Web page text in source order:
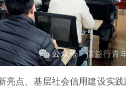
、基层社会信用建设实践